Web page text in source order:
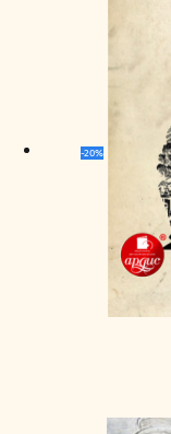
-20%